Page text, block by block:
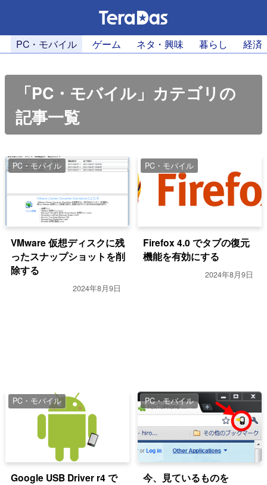
PC・モバイル ゲーム ネタ・興味 暮らし 経済
「PC・モバイル」カテゴリの
記事一覧
PC・モバイル
VMware 仮想ディスクに残
ったスナップショットを削
除する
2024年8月9日
PC・モバイル
Firefox 4.0 でタブの復元
機能を有効にする
2024年8月9日
PC・モバイル
Google USB Driver r4 で
PC・モバイル
今、見ているものを